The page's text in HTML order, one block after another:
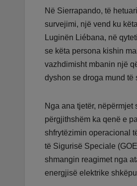
Në Sierrapando, të
survejimi, një vend ku
Luginën Liébana, në
se këta persona kishin
vazhdimisht mbanin një
dyshon se droga mund
Nga ana tjetër,
përgjithshëm ka qenë e
shfrytëzimin operacional
të Sigurisë Speciale
shmangin reagimet nga
energjisë elektrike